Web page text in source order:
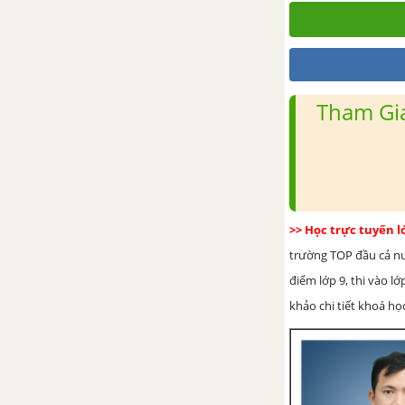
Tham
>> Học trực tuyến
trường TOP đầu cả
điểm lớp 9, thi vào
khảo chi tiết khoá